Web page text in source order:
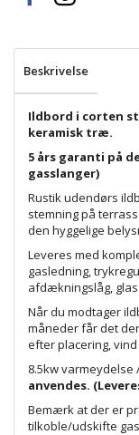
Beskrivelse
Ildbord i corten
keramisk træ.
5 års garanti på
gasslanger)
Rustik udendørs
stemning på
den hyggelige
Leveres med
gasledning,
afdækningslåg,
Når du modtager
måneder får det
efter placering, vind
8.5kw varmeydelse
anvendes.
Bemærk at der er
tilkoble/udskifte